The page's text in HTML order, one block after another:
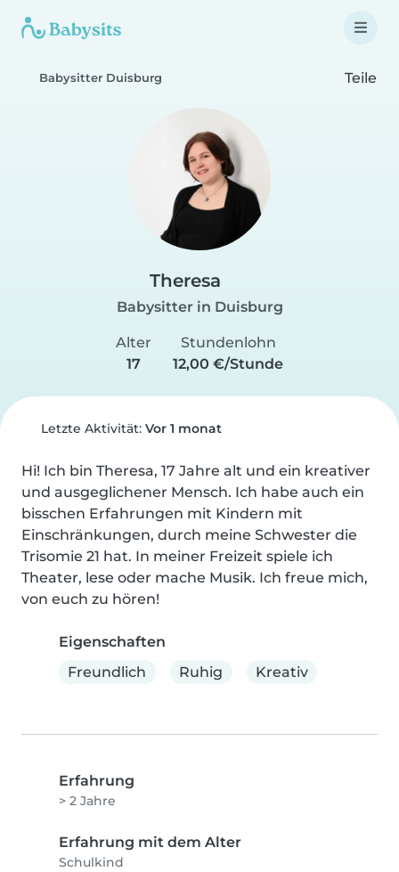
Babysitter Duisburg Teile
Theresa
Babysitter in Duisburg
Alter
17
Stundenlohn
12,00 €/Stunde
Letzte Aktivität: Vor 1 monat
Hi! Ich bin Theresa, 17 Jahre alt und ein kreativer
und ausgeglichener Mensch. Ich habe auch ein
bisschen Erfahrungen mit Kindern mit
Einschränkungen, durch meine Schwester die
Trisomie 21 hat. In meiner Freizeit spiele ich
Theater, lese oder mache Musik. Ich freue mich,
von euch zu hören!
Eigenschaften
Freundlich
Ruhig Kreativ
Erfahrung
> 2 Jahre
Erfahrung mit dem Alter
Schulkind